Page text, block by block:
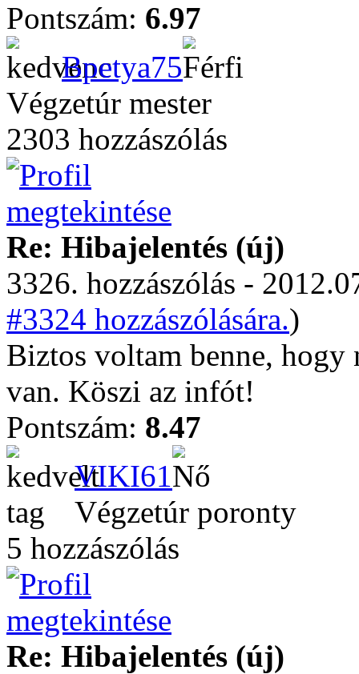
Pontszám: 6.97
Bpetya75
Végzetúr mester
2303 hozzászólás
Re: Hibajelentés (új)
3326. hozzászólás -
#3324 hozzászólására.)
Biztos voltam benne, hogy
van. Köszi az infót!
Pontszám: 8.47
VIKI61
Végzetúr poronty
5 hozzászólás
Re: Hibajelentés (új)